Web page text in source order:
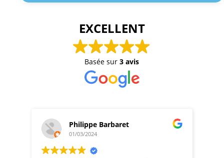
EXCELLENT
Basée sur3 avis
Philippe Barbaret
01/03/2024